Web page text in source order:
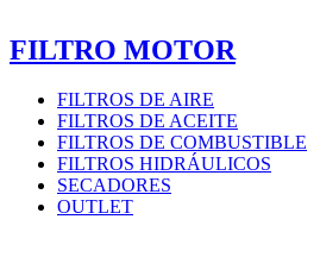
FILTRO MOTOR
FILTROS DE AIRE
FILTROS DE ACEITE
FILTROS DE COMBUSTIBLE
FILTROS HIDRÁULICOS
SECADORES
OUTLET